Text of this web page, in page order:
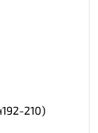
210)